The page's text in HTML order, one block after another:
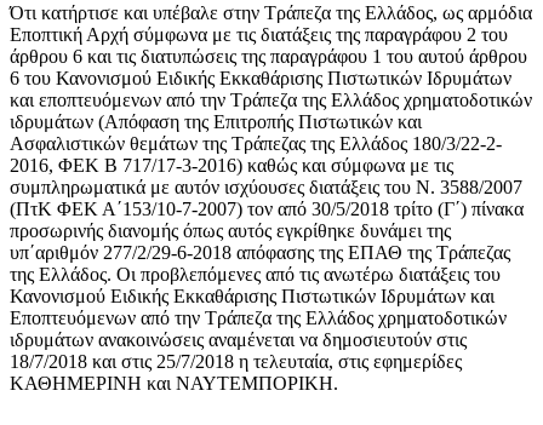
Ότι κατήρτισε και υπέβαλε στην Τράπεζα της Ελλάδος, ως αρμόδια
Εποπτική Αρχή σύμφωνα με τις διατάξεις της παραγράφου 2 του
άρθρου 6 και τις διατυπώσεις της παραγράφου 1 του αυτού άρθρου
6 του Κανονισμού Ειδικής Εκκαθάρισης Πιστωτικών Ιδρυμάτων
και εποπτευόμενων από την Τράπεζα της Ελλάδος χρηματοδοτικών
ιδρυμάτων (Απόφαση της Επιτροπής Πιστωτικών και
Ασφαλιστικών θεμάτων της Τράπεζας της Ελλάδος 180/3/22-2-
2016, ΦΕΚ Β 717/17-3-2016) καθώς και σύμφωνα με τις
συμπληρωματικά με αυτόν ισχύουσες διατάξεις του Ν. 3588/2007
(ΠτΚ ΦΕΚ Α΄153/10-7-2007) τον από 30/5/2018 τρίτο (Γ΄) πίνακα
προσωρινής διανομής όπως αυτός εγκρίθηκε δυνάμει της
υπ΄αριθμόν 277/2/29-6-2018 απόφασης της ΕΠΑΘ της Τράπεζας
της Ελλάδος. Οι προβλεπόμενες από τις ανωτέρω διατάξεις του
Κανονισμού Ειδικής Εκκαθάρισης Πιστωτικών Ιδρυμάτων και
Εποπτευόμενων από την Τράπεζα της Ελλάδος χρηματοδοτικών
ιδρυμάτων ανακοινώσεις αναμένεται να δημοσιευτούν στις
18/7/2018 και στις 25/7/2018 η τελευταία, στις εφημερίδες
ΚΑΘΗΜΕΡΙΝΗ και ΝΑΥΤΕΜΠΟΡΙΚΗ.